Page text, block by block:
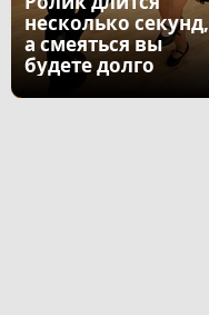
несколько секунд,
а смеяться вы
будете долго